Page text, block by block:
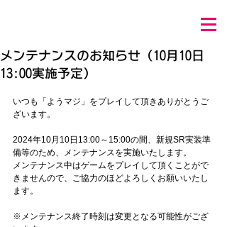
メンテナンスのお知らせ（10月10日
13:00実施予定）
いつも「ようマジ」をプレイして頂きありがとうご
ざいます。
2024年10月10日13:00～15:00の間、 新規SR実装準
備等のため、メンテナンスを実施いたします。
メンテナンス中はゲームをプレイして頂くことがで
きませんので、ご協力のほどよろしくお願いいたし
ます。
※メンテナンス終了時刻は変更となる可能性がござ